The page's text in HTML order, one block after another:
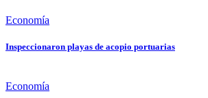
Economía
Inspeccionaron playas de acopio portuarias
Economía